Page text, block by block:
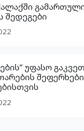
შედეგები
უფასო